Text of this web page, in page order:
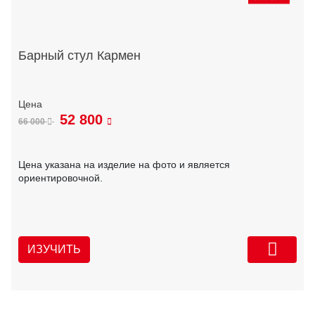
Барный стул Кармен
66 000 52 800
Цена указана на изделие на фото и является
ориентировочной.
ИЗУЧИТЬ